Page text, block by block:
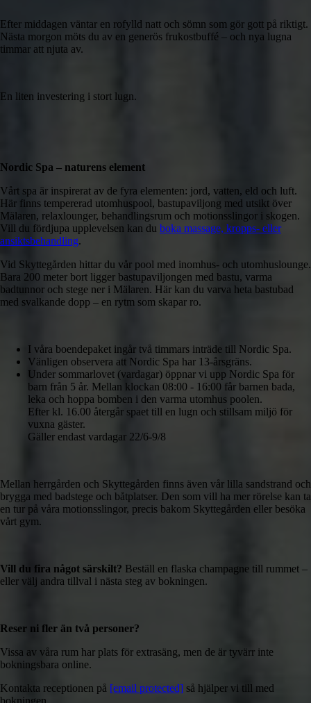
Efter middagen väntar en rofylld natt och sömn som gör gott på riktigt.
Nästa morgon möts du av en generös frukostbuffé – och nya lugna
timmar att njuta av.
En liten investering i stort lugn.
Nordic Spa – naturens element
Vårt spa är inspirerat av de fyra elementen: jord, vatten, eld och luft.
Här finns tempererad utomhuspool, bastupaviljong med utsikt över
Mälaren, relaxlounger, behandlingsrum och motionsslingor i skogen.
Vill du fördjupa upplevelsen kan du boka massage, kropps- eller
ansiktsbehandling.
Vid Skyttegården hittar du vår pool med inomhus- och utomhuslounge.
Bara 200 meter bort ligger bastupaviljongen med bastu, varma
badtunnor och stege ner i Mälaren. Här kan du varva heta bastubad
med svalkande dopp – en rytm som skapar ro.
I våra boendepaket ingår två timmars inträde till Nordic Spa.
Vänligen observera att Nordic Spa har 13-årsgräns.
Under sommarlovet (vardagar) öppnar vi upp Nordic Spa för
barn från 5 år. Mellan klockan 08:00 - 16:00 får barnen bada,
leka och hoppa bomben i den varma utomhus poolen.
Efter kl. 16.00 återgår spaet till en lugn och stillsam miljö för
vuxna gäster.
Gäller endast vardagar 22/6-9/8
Mellan herrgården och Skyttegården finns även vår lilla sandstrand och
brygga med badstege och båtplatser. Den som vill ha mer rörelse kan ta
en tur på våra motionsslingor, precis bakom Skyttegården eller besöka
vårt gym.
Vill du fira något särskilt? Beställ en flaska champagne till rummet –
eller välj andra tillval i nästa steg av bokningen.
Reser ni fler än två personer?
Vissa av våra rum har plats för extrasäng, men de är tyvärr inte
bokningsbara online.
Kontakta receptionen på [email protected] så hjälper vi till med
bokningen.